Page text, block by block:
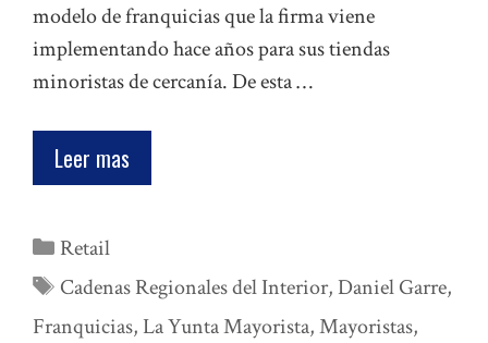
modelo de franquicias que la firma viene
implementando hace años para sus tiendas
minoristas de cercanía. De esta …
Leer mas
Categorías
Retail
Etiquetas
Cadenas Regionales del Interior,Daniel Garre,
Franquicias,La Yunta Mayorista,Mayoristas,